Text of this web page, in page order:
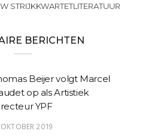
STRIJKKWARTETLITERATUUR
BERICHTEN
Beijer volgt Marcel
op als Artistiek
YPF
2019